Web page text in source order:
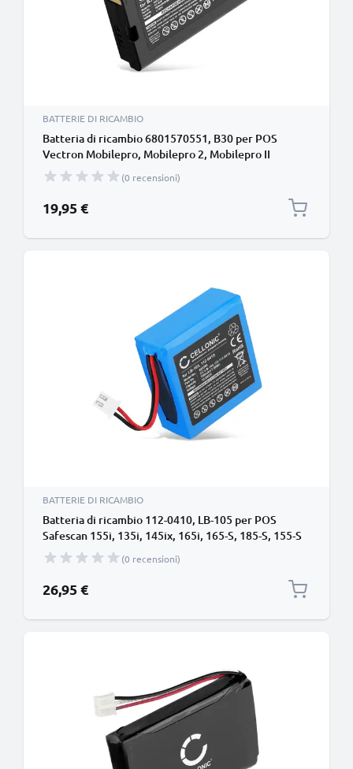
BATTERIE DI RICAMBIO
Batteria di ricambio 6801570551, B30 per POS
Vectron Mobilepro, Mobilepro 2, Mobilepro II
Affidabile sostituzione da 1800mAh 6801570551,
B30 per terminale di pagamento
(0 recensioni)
19,95 €
BATTERIE DI RICAMBIO
Batteria di ricambio 112-0410, LB-105 per POS
Safescan 155i, 135i, 145ix, 165i, 165-S, 185-S, 155-S
Affidabile sostituzione da 700mAh 112-0410, LB-105
per terminale di pagamento
(0 recensioni)
26,95 €